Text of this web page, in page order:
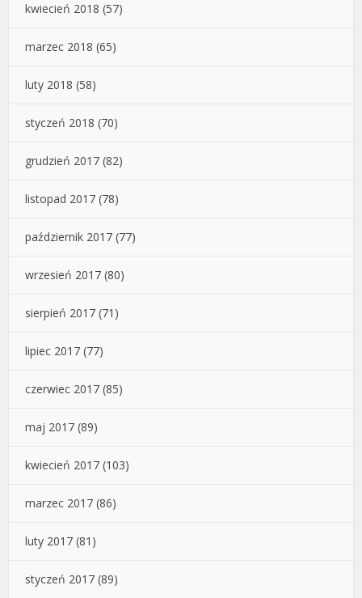
kwiecień 2018 (57)
marzec 2018 (65)
luty 2018 (58)
styczeń 2018 (70)
grudzień 2017 (82)
listopad 2017 (78)
październik 2017 (77)
wrzesień 2017 (80)
sierpień 2017 (71)
lipiec 2017 (77)
czerwiec 2017 (85)
maj 2017 (89)
kwiecień 2017 (103)
marzec 2017 (86)
luty 2017 (81)
styczeń 2017 (89)